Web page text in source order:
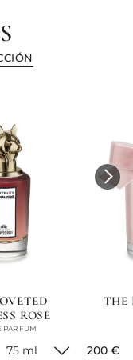
ROSE
PARFUM
75 ml
THE
current
200 €